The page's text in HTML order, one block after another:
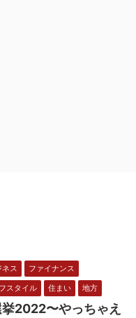
ネス
ファイナンス
スタイル 住まい 地方
挙2022〜やっちゃえ